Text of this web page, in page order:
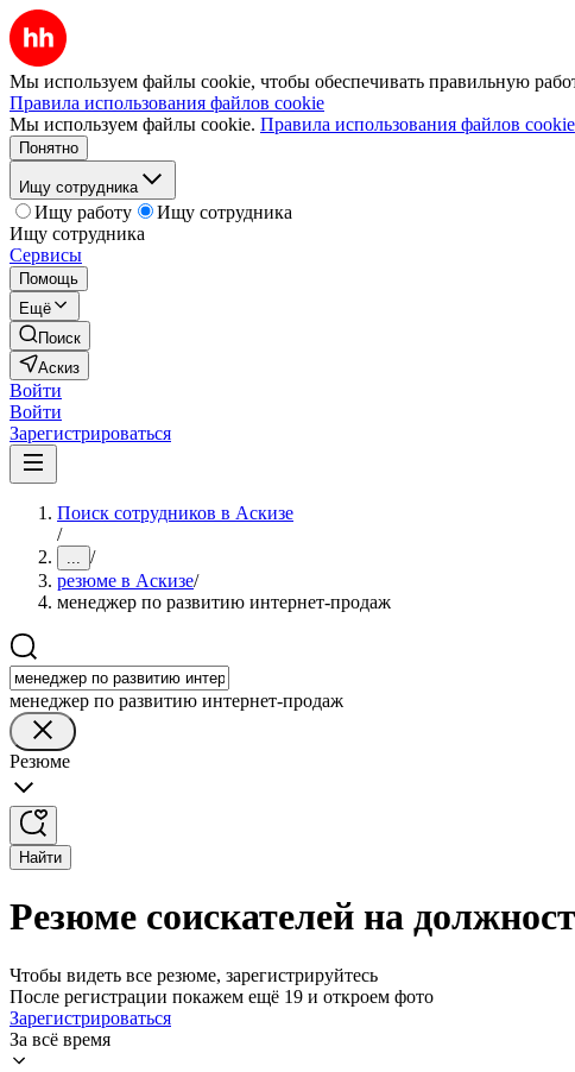
Мы используем файлы cookie, чтобы обеспечивать правильную
Правила использования файлов cookie
Мы используем файлы cookie. Правила использования файлов cookie
Понятно
Ищу сотрудника
Ищу работу
Ищу сотрудника
Ищу сотрудника
Сервисы
Помощь
Ещё
Поиск
Аскиз
Войти
Войти
Зарегистрироваться
Поиск сотрудников в Аскизе
/
... /
резюме в Аскизе/
менеджер по развитию интернет-продаж
менеджер по развитию интернет-продаж
Резюме
Найти
Резюме соискателей на
Чтобы видеть все резюме, зарегистрируйтесь
После регистрации покажем ещё 19 и откроем фото
Зарегистрироваться
За всё время